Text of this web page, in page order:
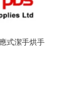
式潔手烘手